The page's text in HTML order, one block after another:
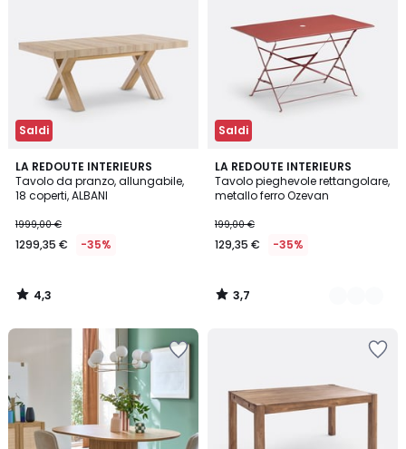
Saldi
LA REDOUTE INTERIEURS
Tavolo da pranzo, allungabile,
18 coperti, ALBANI
1999,00 €
1299,35 € -35%
4,3
/ 5
4,3
/
Saldi
LA REDOUTE INTERIEURS
Tavolo pieghevole rettangolare,
metallo ferro Ozevan
199,00 €
129,35 € -35%
3,7
/ 5
5
Colori
3,7
/